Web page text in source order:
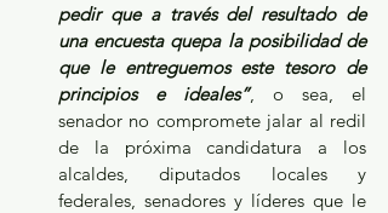
pedir que a través del resultado de
una encuesta quepa la posibilidad de
que le entreguemos este tesoro de
principios e ideales”, o sea, el
senador no compromete jalar al redil
de la próxima candidatura a los
alcaldes, diputados locales y
federales, senadores y líderes que le